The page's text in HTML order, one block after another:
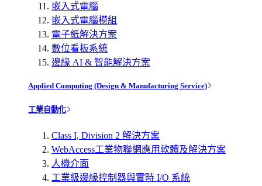
嵌入式電腦
嵌入式電腦模組
電子紙解決方案
數位看板系統
邊緣 AI & 智能解決方案
Applied Computing (Design & Manufacturing Service)
工業自動化
Class I, Division 2 解決方案
WebAccess工業物聯網應用軟體及解決方案
人機介面
工業級邊緣控制器與實時 I/O 系統